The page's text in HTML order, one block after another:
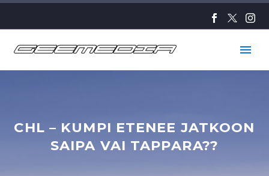
CHL – KUMPI ETENEE JATKOON
SAIPA VAI TAPPARA??